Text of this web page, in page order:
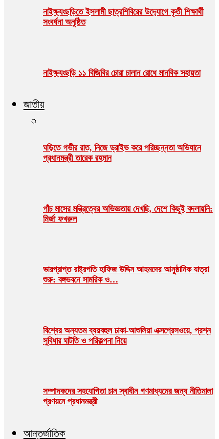
নাইক্ষ‍‍্যংছড়িতে ইসলামী ছাত্রশিবিরের উদ‍্যোগে কৃতী শিক্ষার্থী
সংবর্ধনা অনুষ্ঠিত
নাইক্ষ্যংছড়ি ১১ বিজিবির চোরা চালান রোধে মানবিক সহায়তা
জাতীয়
ঘড়িতে গভীর রাত, নিজে ড্রাইভ করে পরিচ্ছন্নতা অভিযানে
প্রধানমন্ত্রী তারেক রহমান
পাঁচ মাসের মন্ত্রিত্বের অভিজ্ঞতায় দেখছি, দেশে কিছুই বদলায়নি:
মির্জা ফখরুল
ভারপ্রাপ্ত রাষ্ট্রপতি হাফিজ উদ্দিন আহমদের আনুষ্ঠানিক যাত্রা
শুরু: বঙ্গভবনে সামরিক ও…
বিশ্বের অন্যতম ব্যয়বহুল ঢাকা-আশুলিয়া এক্সপ্রেসওয়ে, প্রশ্ন
সুবিধার ঘাটতি ও পরিকল্পনা নিয়ে
সম্পাদকদের সহযোগিতা চান স্বাধীন গণমাধ্যমের জন্য নীতিমালা
প্রণয়নে প্রধানমন্ত্রী
আন্তর্জাতিক